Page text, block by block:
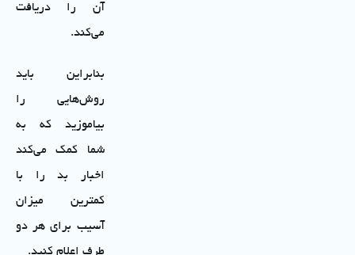
آن را دریافت
می‌کند.
بنابراین باید
روش‌هایی را
بیاموزید که به
شما کمک می‌کند
اخبار بد را با
کمترین میزان
آسیب برای هر دو
طرف اعلام کنید.